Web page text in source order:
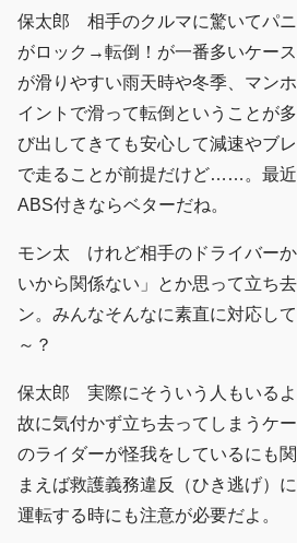
保太郎 相手のクルマに驚いてパ
がロック→転倒！が一番多いケー
が滑りやすい雨天時や冬季、マン
イントで滑って転倒ということが
び出してきても安心して減速やブ
で走ることが前提だけど……。最近
ABS付きならベターだね。
モン太 けれど相手のドライバー
いから関係ない」とか思って立ち
ン。みんなそんなに素直に対応し
～？
保太郎 実際にそういう人もいる
故に気付かず立ち去ってしまうケ
のライダーが怪我をしているにも
まえば救護義務違反（ひき逃げ）
運転する時にも注意が必要だよ。